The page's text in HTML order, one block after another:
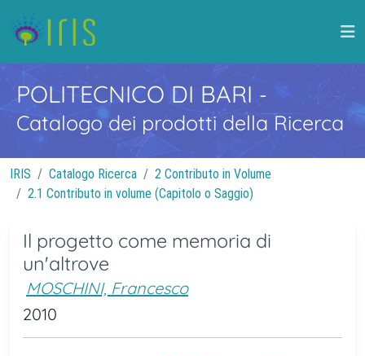
POLITECNICO DI BARI -
Catalogo dei prodotti della Ricerca
IRIS Catalogo Ricerca
2 Contributo in Volume
2.1 Contributo in volume (Capitolo o Saggio)
Il progetto come memoria di
un'altrove
MOSCHINI, Francesco
2010